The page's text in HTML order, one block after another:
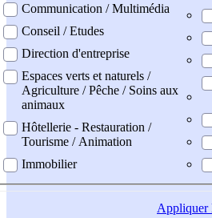
Communication / Multimédia
Conseil / Etudes
Direction d'entreprise
Espaces verts et naturels /
Agriculture / Pêche / Soins aux
animaux
Hôtellerie - Restauration /
Tourisme / Animation
Immobilier
Appliquer